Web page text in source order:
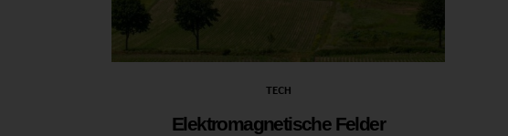
TECH
Elektromagnetische Felder